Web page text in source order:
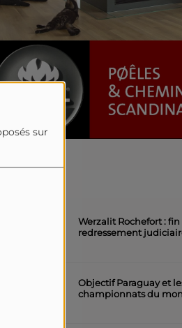
sur
Werzalit Rochefort :
redressement
Objectif Paraguay et
championnats du